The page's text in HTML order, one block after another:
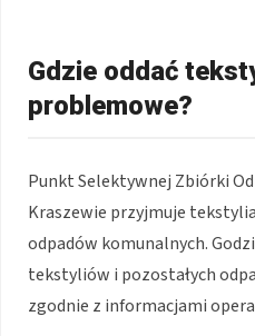
Gdzie oddać
problemowe?
Punkt Selektywnej Zbiórki
Kraszewie przyjmuje
odpadów komunalnych.
tekstyliów i pozostałych
zgodnie z informacjami